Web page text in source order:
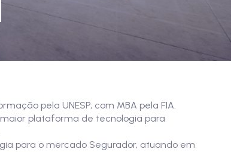
pela UNESP, com MBA pela FIA.
maior plataforma de tecnologia para
para o mercado Segurador, atuando em